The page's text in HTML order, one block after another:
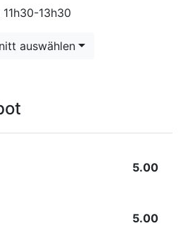
13h30
auswählen
5.00
5.00